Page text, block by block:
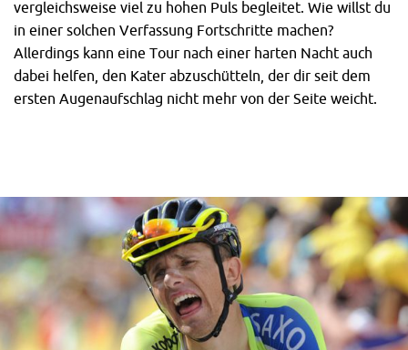
vergleichsweise viel zu hohen Puls begleitet. Wie willst du
in einer solchen Verfassung Fortschritte machen?
Allerdings kann eine Tour nach einer harten Nacht auch
dabei helfen, den Kater abzuschütteln, der dir seit dem
ersten Augenaufschlag nicht mehr von der Seite weicht.